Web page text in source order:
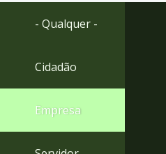
Ir
- Qualquer -
Cidadão
Empresa